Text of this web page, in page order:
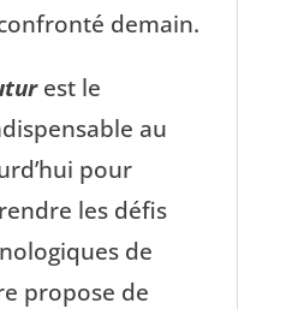
demain.
est le
au
pour
les défis
de
propose de